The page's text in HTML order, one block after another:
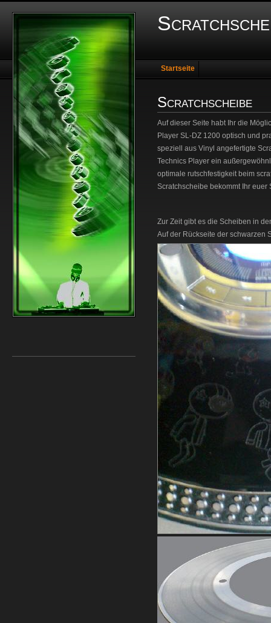
Startseite
Scratchscheibe
Auf dieser Seite habt Ihr die
Player SL-DZ 1200 optisch und
speziell aus Vinyl angefertigte
Technics Player ein
optimale rutschfestigkeit beim
Scratchscheibe bekommt Ihr euer
Zur Zeit gibt es die Scheiben in
Auf der Rückseite der schwarzen